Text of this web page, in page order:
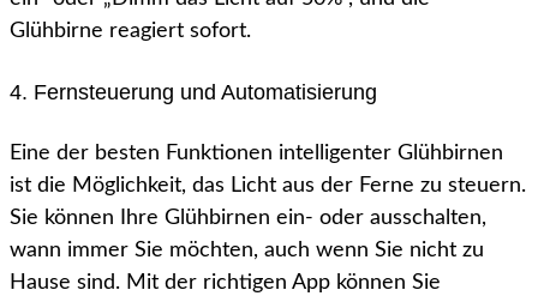
Glühbirne reagiert sofort.
4. Fernsteuerung und Automatisierung
Eine der besten Funktionen intelligenter Glühbirnen
ist die Möglichkeit, das Licht aus der Ferne zu steuern.
Sie können Ihre Glühbirnen ein- oder ausschalten,
wann immer Sie möchten, auch wenn Sie nicht zu
Hause sind. Mit der richtigen App können Sie